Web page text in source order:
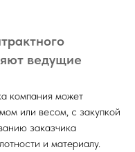
ведущие
компания может
или весом, с закупкой
заказчика
и материалу.